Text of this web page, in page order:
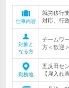
仕事内容
就労移行
対応、行
対象と
なる方
チームワ
方＜歓迎
勤務地
五反田セ
【雇入れ